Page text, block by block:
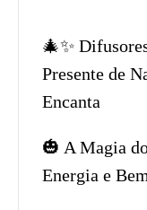
🎄✨
Presente de
Encanta
🎃 A Magia
Energia e